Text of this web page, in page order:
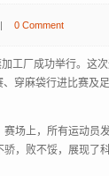
| 0 Comment
工厂成功举行。这
穿麻袋行进比赛及
场上，所有运动员
，败不馁，展现了